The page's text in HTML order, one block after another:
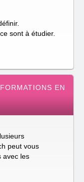
sont à étudier.
EN
peut vous
avec les